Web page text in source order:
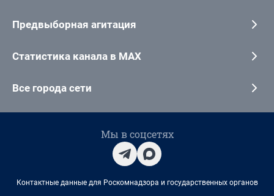
Предвыборная агитация
Статистика канала в MAX
Все города сети
Мы в соцсетях
Контактные данные для Роскомнадзора и государственных органов